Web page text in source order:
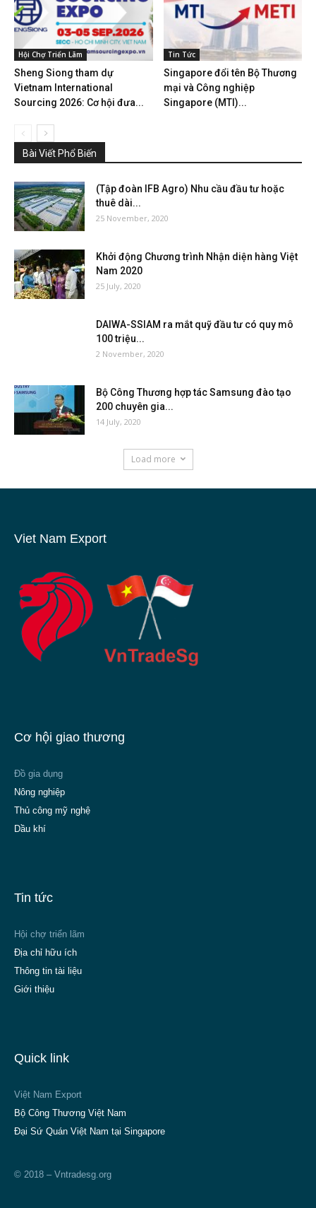
Hội Chợ Triển Lãm
Sheng Siong tham dự
Vietnam International
Sourcing 2026: Cơ hội đưa...
Tin Tức
Singapore đổi tên Bộ Thương
mại và Công nghiệp
Singapore (MTI)...
Bài Viết Phổ Biến
(Tập đoàn IFB Agro) Nhu cầu đầu tư hoặc
thuê dài...
25 November, 2020
Khởi động Chương trình Nhận diện hàng Việt
Nam 2020
25 July, 2020
DAIWA-SSIAM ra mắt quỹ đầu tư có quy mô
100 triệu...
2 November, 2020
Bộ Công Thương hợp tác Samsung đào tạo
200 chuyên gia...
14 July, 2020
Load more
Viet Nam Export
Cơ hội giao thương
Đồ gia dụng
Nông nghiệp
Thủ công mỹ nghệ
Dầu khí
Tin tức
Hội chợ triển lãm
Địa chỉ hữu ích
Thông tin tài liệu
Giới thiệu
Quick link
Việt Nam Export
Bộ Công Thương Việt Nam
Đại Sứ Quán Việt Nam tại Singapore
© 2018 – Vntradesg.org